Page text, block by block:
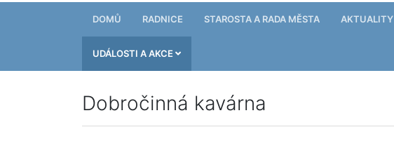
DOMŮ RADNICE STAROSTA A RADA MĚSTA AKTUALITY
UDÁLOSTI A AKCE
Dobročinná kavárna